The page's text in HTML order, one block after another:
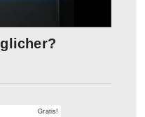
Gratis!